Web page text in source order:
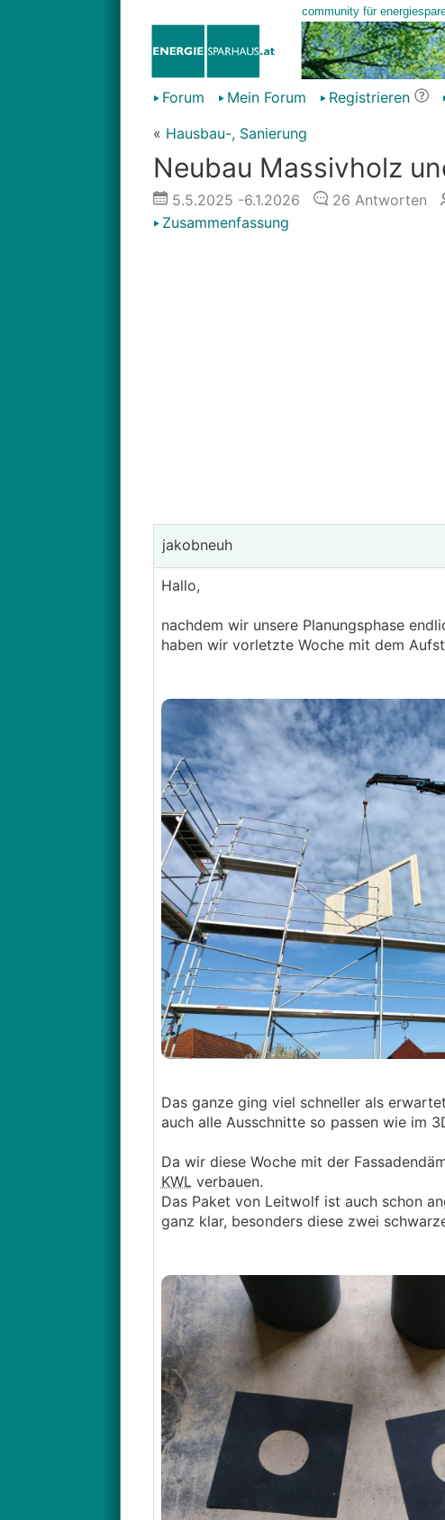
Forum Mein Forum Registrieren
« Hausbau-, Sanierung
Neubau Massivholz
5.5.2025 -6.1.2026 26 Antworten
Zusammenfassung
jakobneuh
Hallo,
nachdem wir unsere Planungsphase
haben wir vorletzte Woche mit dem
Das ganze ging viel schneller als
auch alle Ausschnitte so passen wie im
Da wir diese Woche mit der
KWLverbauen.
Das Paket von Leitwolf ist auch schon
ganz klar, besonders diese zwei